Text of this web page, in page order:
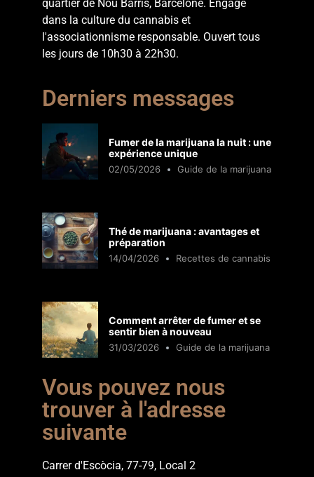
quartier de Nou Barris, Barcelone. Engagé
dans la culture du cannabis et
l'associationnisme responsable. Ouvert tous
les jours de 10h30 à 22h30.
Derniers messages
Fumer de la marijuana la nuit : une
expérience unique
02/05/2026 Guide de la marijuana
Thé de marijuana : avantages et
préparation
14/04/2026 Recettes de cannabis
Comment arrêter de fumer et se
sentir bien à nouveau
31/03/2026 Guide de la marijuana
Vous pouvez nous
trouver à l'adresse
suivante
Carrer d'Escòcia, 77-79, Local 2